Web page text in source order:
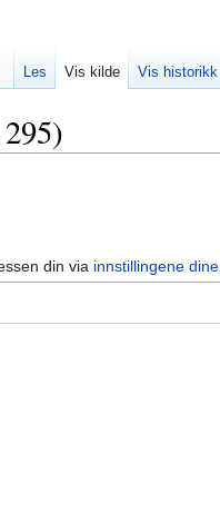
din via innstillingene dine
Les Vis kilde Vis historikk